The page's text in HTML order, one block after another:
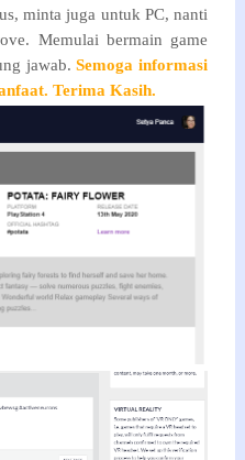
minta juga untuk PC, nanti
Memulai bermain game
jawab.Semoga informasi
Terima Kasih.